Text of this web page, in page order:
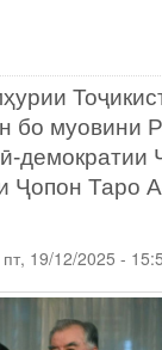
бо муовини
демократии
Ҷопон Таро
пт, 19/12/2025 -